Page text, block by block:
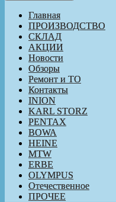
Главная
ПРОИЗВОДСТВО
СКЛАД
АКЦИИ
Новости
Обзоры
Ремонт и ТО
Контакты
INION
KARL STORZ
PENTAX
BOWA
HEINE
MTW
ERBE
OLYMPUS
Отечественное
ПРОЧЕЕ